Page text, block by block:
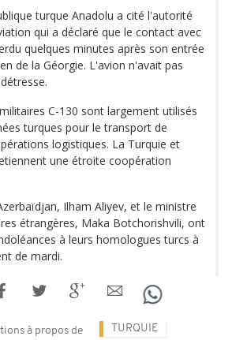
turque Anadolu a cité l'autorité
qui a déclaré que le contact avec
quelques minutes après son entrée
de la Géorgie. L'avion n'avait pas
C-130 sont largement utilisés
turques pour le transport de
logistiques. La Turquie et
une étroite coopération
Ilham Aliyev, et le ministre
étrangères, Maka Botchorishvili, ont
à leurs homologues turcs à
de mardi.
à propos de TURQUIE